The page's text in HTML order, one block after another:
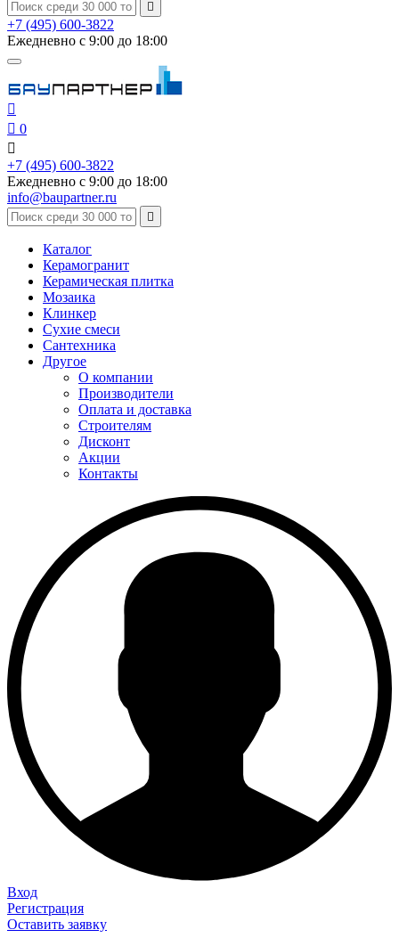

+7 (495) 600-3822
Ежедневно с 9:00 до 18:00

 0

+7 (495) 600-3822
Ежедневно с 9:00 до 18:00
info@baupartner.ru

Каталог
Керамогранит
Керамическая плитка
Мозаика
Клинкер
Сухие смеси
Сантехника
Другое
О компании
Производители
Оплата и доставка
Строителям
Дисконт
Акции
Контакты
Вход
Регистрация
Оставить заявку